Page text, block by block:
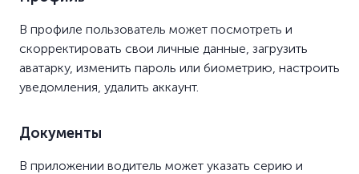
В профиле пользователь может посмотреть и
скорректировать свои личные данные, загрузить
аватарку, изменить пароль или биометрию, настроить
уведомления, удалить аккаунт.
Документы
В приложении водитель может указать серию и